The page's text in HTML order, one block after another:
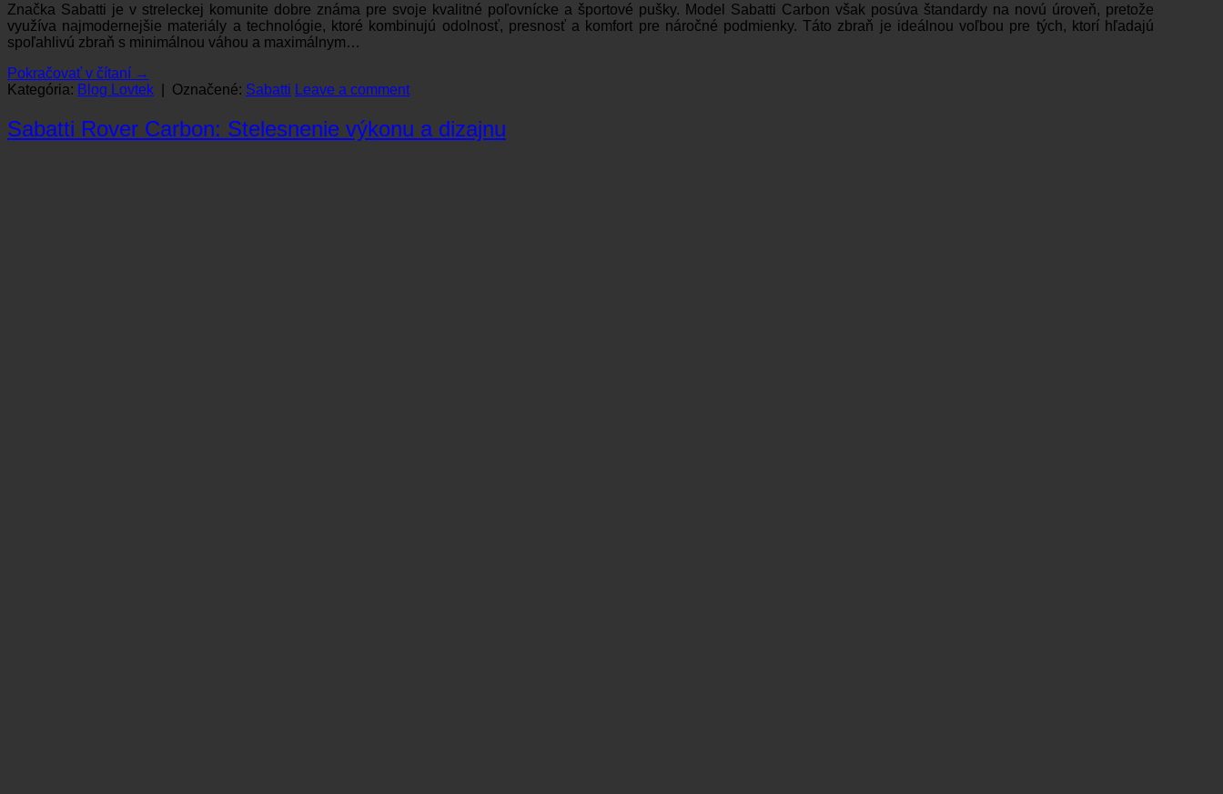
Značka Sabatti je v streleckej komunite dobre známa pre svoje kvalitné poľovnícke a športové pušky. Model Sabatti Carbon však posúva štandardy na novú úroveň, pretože
využíva najmodernejšie materiály a technológie, ktoré kombinujú odolnosť, presnosť a komfort pre náročné podmienky. Táto zbraň je ideálnou voľbou pre tých, ktorí hľadajú
spoľahlivú zbraň s minimálnou váhou a maximálnym…
Pokračovať v čítaní →
Kategória: Blog Lovtek Označené: Sabatti Leave a comment
Sabatti Rover Carbon: Stelesnenie výkonu a dizajnu